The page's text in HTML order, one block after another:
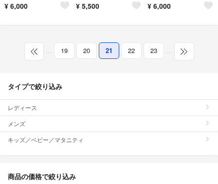
¥ 6,000 ¥ 5,500 ¥ 6,000
… 19 20 21 22 23 …
タイプで絞り込み
レディース
メンズ
キッズ／ベビー／マタニティ
商品の価格で絞り込み